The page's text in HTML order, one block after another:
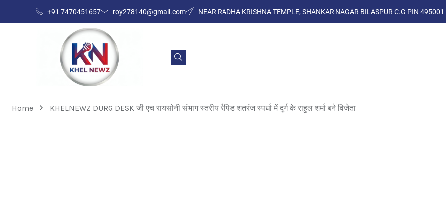
+91 7470451657 roy278140@gmail.com NEAR RADHA KRISHNA TEMPLE, SHANKAR NAGAR BILASPUR C.G PIN
Home KHELNEWZ DURG DESK जी एच रायसोनी संभाग स्तरीय रैपिड शतरंज स्पर्धा में दुर्ग के राहुल शर्मा बने विजेता